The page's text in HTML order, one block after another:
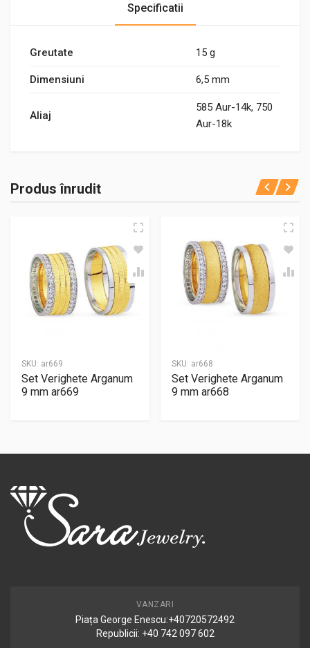
Specificatii
Greutate 15 g
Dimensiuni 6,5 mm
Aliaj
585 Aur-14k, 750
Aur-18k
Produs înrudit
SKU: ar669
Set Verighete Arganum
9 mm ar669
SKU: ar668
Set Verighete Arganum
9 mm ar668
VANZARI
Piața George Enescu:+40720572492
Republicii: +40 742 097 602